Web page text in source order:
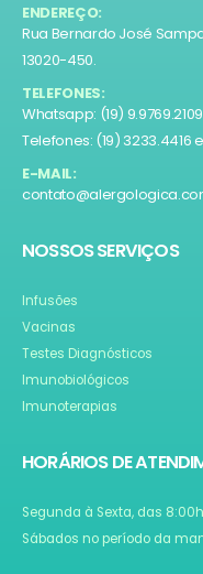
ENDEREÇO:
Rua Bernardo José
13020-450.
TELEFONES:
Whatsapp: (19) 9.9769.2109
Telefones: (19) 3233.4416
E-MAIL:
NOSSOS SERVIÇOS
Infusões
Vacinas
Testes Diagnósticos
Imunobiológicos
Imunoterapias
HORÁRIOS DE
Segunda à Sexta, das
Sábados no período da